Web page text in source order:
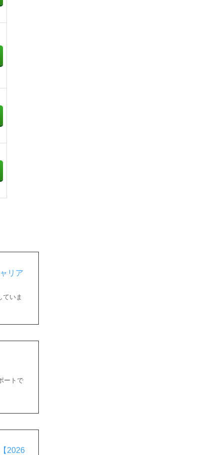
リア
ていま
ートで
2026